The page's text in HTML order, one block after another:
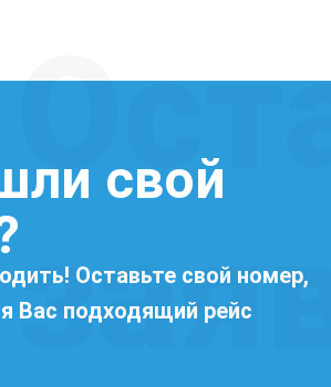
свой
Оставьте свой номер,
Вас подходящий рейс